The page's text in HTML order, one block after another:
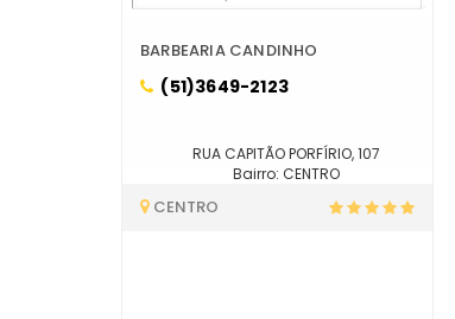
BARBEARIA CANDINHO
(51)3649-2123
RUA CAPITÃO PORFÍRIO, 107
Bairro: CENTRO
CENTRO